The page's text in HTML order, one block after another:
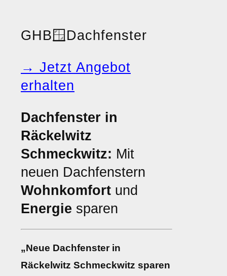
GHB 🪟 Dachfenster
→ Jetzt Angebot
erhalten
Dachfenster in
Räckelwitz
Schmeckwitz: Mit
neuen Dachfenstern
Wohnkomfort und
Energie sparen
„Neue Dachfenster in
Räckelwitz Schmeckwitz sparen